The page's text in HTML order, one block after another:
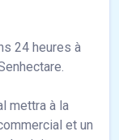
24 heures à
mettra à la
et un